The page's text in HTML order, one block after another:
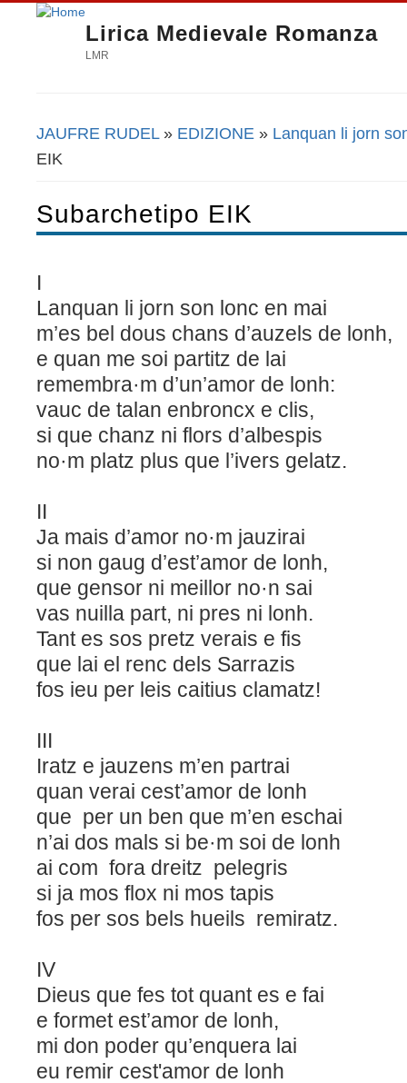
Lirica Medievale Romanza
LMR
Tu sei qui
JAUFRE RUDEL » EDIZIONE » Lanquan li jorn
EIK
Subarchetipo EIK
I
Lanquan li jorn son lonc en mai
m’es bel dous chans d’auzels de lonh,
e quan me soi partitz de lai
remembra·m d’un’amor de lonh:
vauc de talan enbroncx e clis,
si que chanz ni flors d’albespis
no·m platz plus que l’ivers gelatz.
II
Ja mais d’amor no·m jauzirai
si non gaug d’est’amor de lonh,
que gensor ni meillor no·n sai
vas nuilla part, ni pres ni lonh.
Tant es sos pretz verais e fis
que lai el renc dels Sarrazis
fos ieu per leis caitius clamatz!
III
Iratz e jauzens m’en partrai
quan verai cest’amor de lonh
que per un ben que m’en eschai
n’ai dos mals si be·m soi de lonh
ai com fora dreitz pelegris
si ja mos flox ni mos tapis
fos per sos bels hueils remiratz.
IV
Dieus que fes tot quant es e fai
e formet est’amor de lonh,
mi don poder qu’enquera lai
eu remir cest'amor de lonh